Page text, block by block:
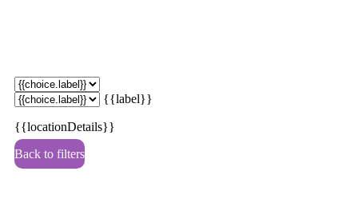
{{label}}
{{locationDetails}}
Back to filters